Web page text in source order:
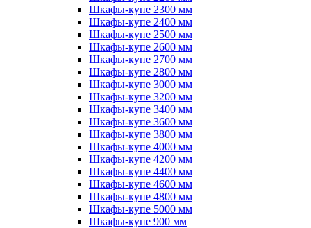
Шкафы-купе 2300 мм
Шкафы-купе 2400 мм
Шкафы-купе 2500 мм
Шкафы-купе 2600 мм
Шкафы-купе 2700 мм
Шкафы-купе 2800 мм
Шкафы-купе 3000 мм
Шкафы-купе 3200 мм
Шкафы-купе 3400 мм
Шкафы-купе 3600 мм
Шкафы-купе 3800 мм
Шкафы-купе 4000 мм
Шкафы-купе 4200 мм
Шкафы-купе 4400 мм
Шкафы-купе 4600 мм
Шкафы-купе 4800 мм
Шкафы-купе 5000 мм
Шкафы-купе 900 мм